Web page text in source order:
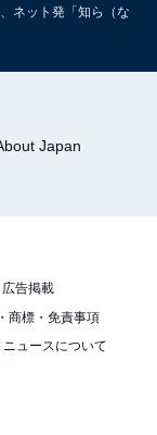
ネット発「知ら（な
Japan
広告掲載
商標・免責事項
ュースについて